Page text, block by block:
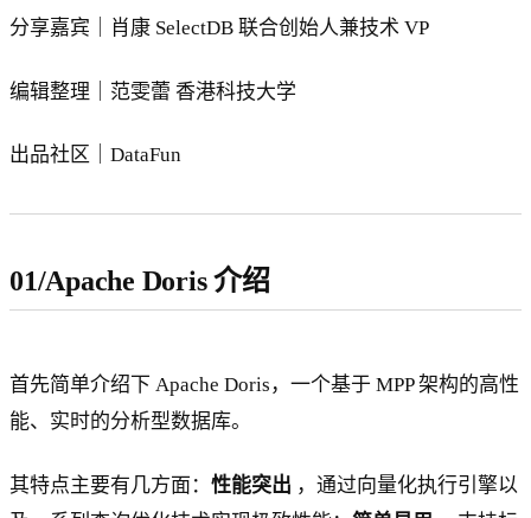
分享嘉宾｜肖康 SelectDB 联合创始人兼技术 VP
编辑整理｜范雯蕾 香港科技大学
出品社区｜DataFun
01/Apache Doris 介绍
首先简单介绍下 Apache Doris，一个基于 MPP 架构的高性
能、实时的分析型数据库。
其特点主要有几方面： 性能突出 ，通过向量化执行引擎以